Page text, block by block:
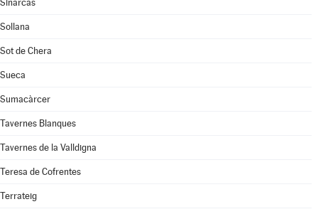
Sinarcas
Sollana
Sot de Chera
Sueca
Sumacàrcer
Tavernes Blanques
Tavernes de la Valldigna
Teresa de Cofrentes
Terrateig